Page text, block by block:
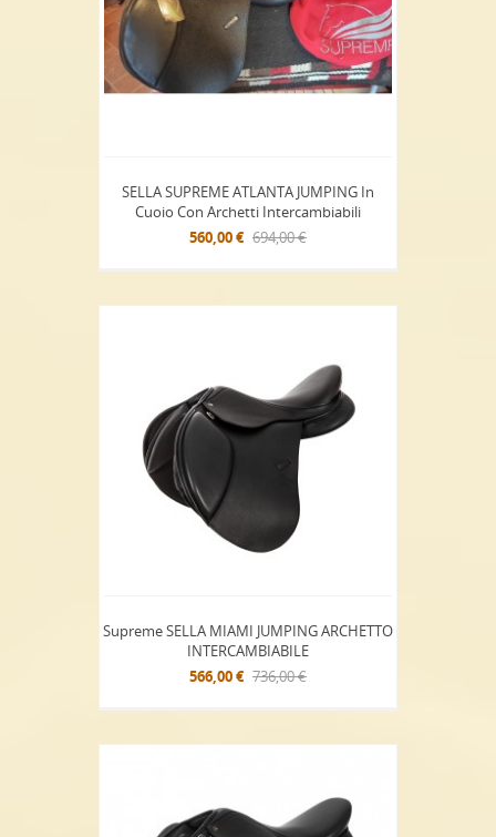
SELLA SUPREME ATLANTA JUMPING In
Cuoio Con Archetti Intercambiabili
560,00 € 694,00 €
Supreme SELLA MIAMI JUMPING ARCHETTO
INTERCAMBIABILE
566,00 € 736,00 €